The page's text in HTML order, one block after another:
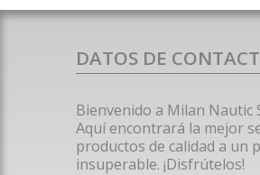
DATOS DE
Bienvenido a Milan Nautic
Aquí encontrará la mejor
productos de calidad a un
insuperable. ¡Disfrútelos!